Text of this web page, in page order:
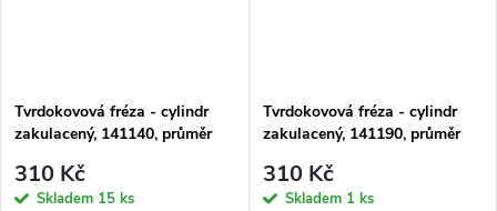
Tvrdokovová fréza - cylindr
zakulacený, 141140, průměr
310 Kč
Skladem 15 ks
Tvrdokovová fréza - cylindr
zakulacený, 141190, průměr
310 Kč
Skladem 1 ks